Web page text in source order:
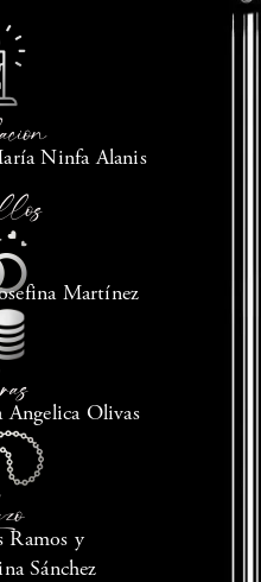
Ninfa Alanis
Martínez
Angelica Olivas
Ramos y
Sánchez